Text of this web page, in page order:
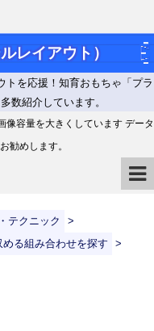
レイアウト）
トを応援！知育おもちゃ「プラ
数紹介しています。
容量を大きくしています データ
勧めします。
テクニック
>
る組み合わせを探す
>